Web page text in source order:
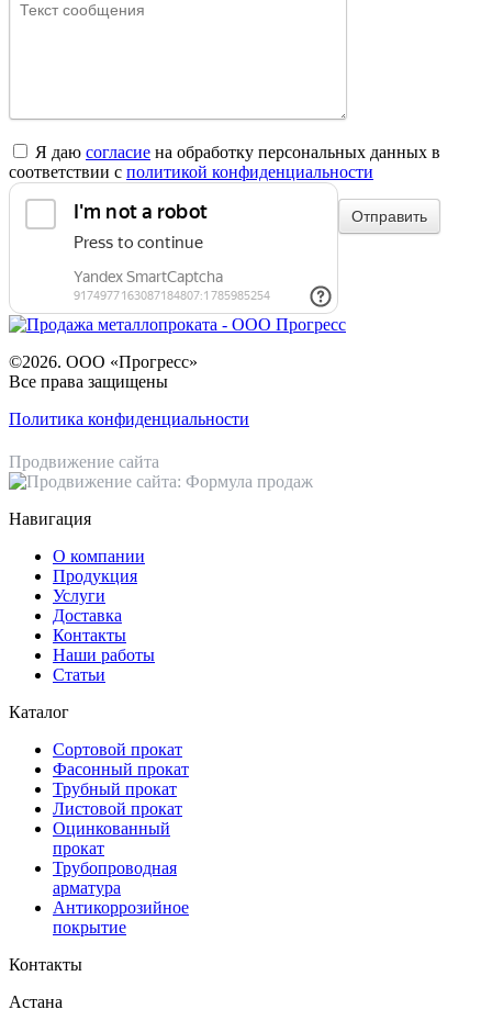
Я даю согласие на обработку персональных данных в
соответствии с политикой конфиденциальности
©2026. ООО «Прогресс»
Все права защищены
Политика конфиденциальности
Продвижение сайта
Навигация
О компании
Продукция
Услуги
Доставка
Контакты
Наши работы
Статьи
Каталог
Сортовой прокат
Фасонный прокат
Трубный прокат
Листовой прокат
Оцинкованный
прокат
Трубопроводная
арматура
Антикоррозийное
покрытие
Контакты
Астана